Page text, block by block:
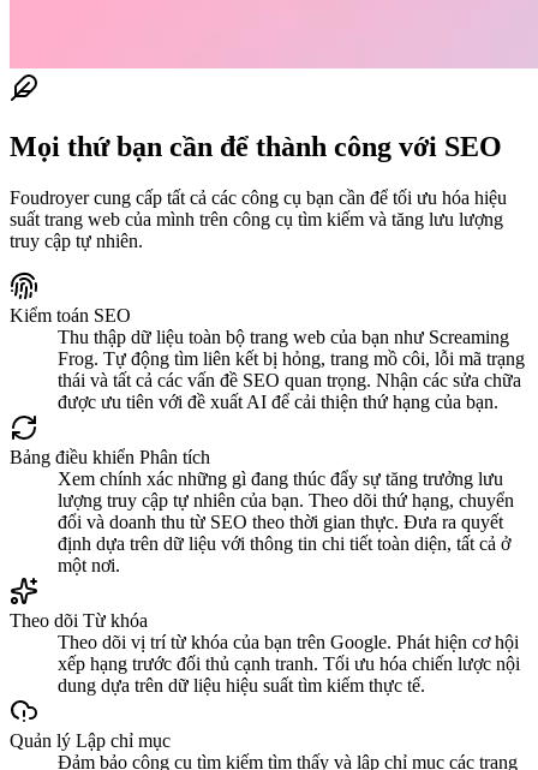
Mọi thứ bạn cần để thành công với SEO
Foudroyer cung cấp tất cả các công cụ bạn cần để tối ưu hóa hiệu
suất trang web của mình trên công cụ tìm kiếm và tăng lưu lượng
truy cập tự nhiên.
Kiểm toán SEO
Thu thập dữ liệu toàn bộ trang web của bạn như Screaming
Frog. Tự động tìm liên kết bị hỏng, trang mồ côi, lỗi mã trạng
thái và tất cả các vấn đề SEO quan trọng. Nhận các sửa chữa
được ưu tiên với đề xuất AI để cải thiện thứ hạng của bạn.
Bảng điều khiển Phân tích
Xem chính xác những gì đang thúc đẩy sự tăng trưởng lưu
lượng truy cập tự nhiên của bạn. Theo dõi thứ hạng, chuyển
đổi và doanh thu từ SEO theo thời gian thực. Đưa ra quyết
định dựa trên dữ liệu với thông tin chi tiết toàn diện, tất cả ở
một nơi.
Theo dõi Từ khóa
Theo dõi vị trí từ khóa của bạn trên Google. Phát hiện cơ hội
xếp hạng trước đối thủ cạnh tranh. Tối ưu hóa chiến lược nội
dung dựa trên dữ liệu hiệu suất tìm kiếm thực tế.
Quản lý Lập chỉ mục
Đảm bảo công cụ tìm kiếm tìm thấy và lập chỉ mục các trang